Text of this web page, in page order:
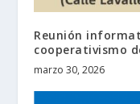
Reunión
cooperativismo
marzo 30, 2026